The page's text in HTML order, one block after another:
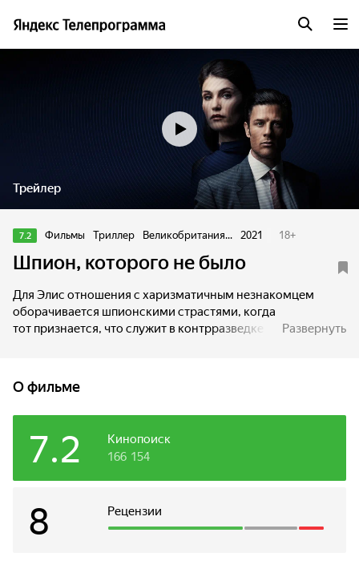
Трейлер
7.2 Фильмы Триллер Великобритания... 2021 18+
Шпион, которого не было
Для Элис отношения с харизматичным незнакомцем
оборачивается шпионскими страстями, когда
тот признается, что служит в контрразведке МИ5. Но это
паутину сразу нескольких жертв, которые доверили
ему не только деньги, но и свои жизни. Теперь обманутая
женщина жаждет восстановить справедливость и спасти
Развернуть
О фильме
Кинопоиск
7.2 166 154
Рецензии
8